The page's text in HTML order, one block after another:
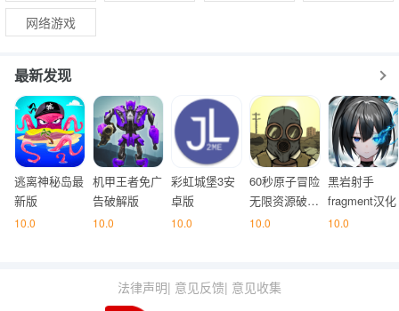
网络游戏
最新发现
逃离神秘岛最
新版
10.0
机甲王者免广
告破解版
10.0
彩虹城堡3安
卓版
10.0
60秒原子冒险
无限资源破解
版
10.0
黑岩射手
fragment汉化
10.0
法律声明| 意见反馈| 意见收集